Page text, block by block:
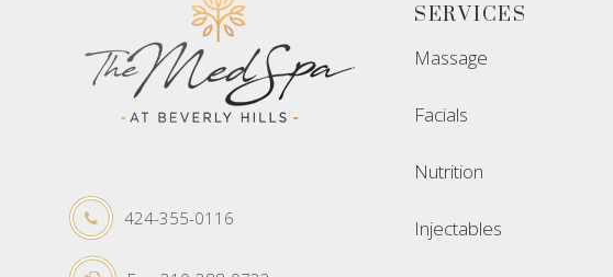
424-355-0116
SERVICES
Massage
Facials
Nutrition
Injectables